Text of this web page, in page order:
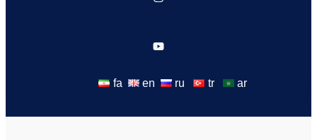
fa en ru tr ar